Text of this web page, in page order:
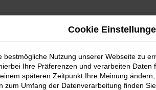
kaufen
Cookie
bestmögliche Nutzung unserer Webseite zu
Ihre Präferenzen und verarbeiten
späteren Zeitpunkt Ihre Meinung
zum Umfang der Datenverarbeitung finden